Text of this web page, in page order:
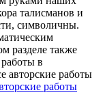
талисманов и
символичны.
разделе также
в
работы
работы